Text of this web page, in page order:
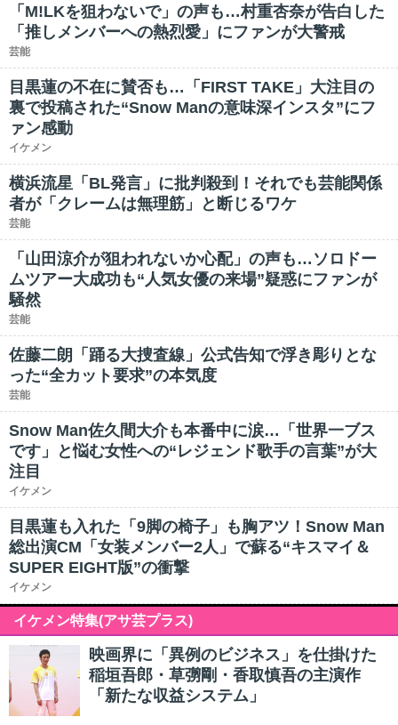
「M!LKを狙わないで」の声も…村重杏奈が告白した
「推しメンバーへの熱烈愛」にファンが大警戒
芸能
目黒蓮の不在に賛否も…「FIRST TAKE」大注目の
裏で投稿された“Snow Manの意味深インスタ”にフ
ァン感動
イケメン
横浜流星「BL発言」に批判殺到！それでも芸能関係
者が「クレームは無理筋」と断じるワケ
芸能
「山田涼介が狙われないか心配」の声も…ソロドー
ムツアー大成功も“人気女優の来場”疑惑にファンが
騒然
芸能
佐藤二朗「踊る大捜査線」公式告知で浮き彫りとな
った“全カット要求”の本気度
芸能
Snow Man佐久間大介も本番中に涙…「世界一ブス
です」と悩む女性への“レジェンド歌手の言葉”が大
注目
イケメン
目黒蓮も入れた「9脚の椅子」も胸アツ！Snow Man
総出演CM「女装メンバー2人」で蘇る“キスマイ＆
SUPER EIGHT版”の衝撃
イケメン
イケメン特集(アサ芸プラス)
映画界に「異例のビジネス」を仕掛けた
稲垣吾郎・草彅剛・香取慎吾の主演作
「新たな収益システム」